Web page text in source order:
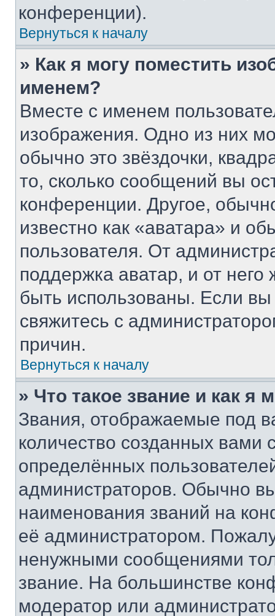
конференции).
Вернуться к началу
» Как я могу поместить
именем?
Вместе с именем
изображения. Одно из них
обычно это звёздочки,
то, сколько сообщений вы
конференции. Другое,
известно как «аватара» и
пользователя. От
поддержка аватар, и от него
быть использованы. Если
свяжитесь с
причин.
Вернуться к началу
» Что такое звание и как я
Звания, отображаемые под
количество созданных
определённых
администраторов. Обычно
наименования званий на
её администратором.
ненужными сообщениями
звание. На большинстве
модератор или